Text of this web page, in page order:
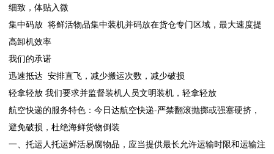
细致，体贴入微
集中码放 将鲜活物品集中装机并码放在货仓专门区域，最大速度提
高卸机效率
我们的承诺
迅速抵达 安排直飞，减少搬运次数，减少破损
轻拿轻放 我们要求并监督装机人员文明装机，轻拿轻放
航空快递的服务特色：今日达航空快递-严禁翻滚抛掷或强塞硬挤，
避免破损，杜绝海鲜货物倒装
一、托运人托运鲜活易腐物品，应当提供最长允许运输时限和运输注